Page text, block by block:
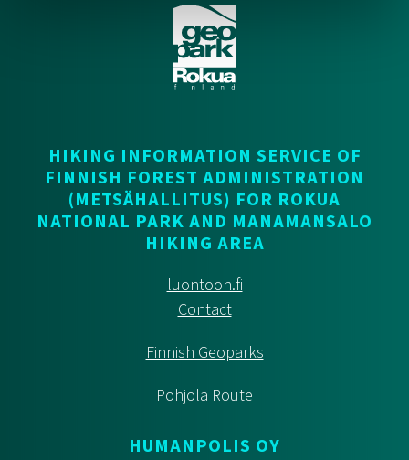
HIKING INFORMATION SERVICE OF
FINNISH FOREST ADMINISTRATION
(METSÄHALLITUS) FOR ROKUA
NATIONAL PARK AND MANAMANSALO
HIKING AREA
luontoon.fi
Contact
Finnish Geoparks
Pohjola Route
HUMANPOLIS OY